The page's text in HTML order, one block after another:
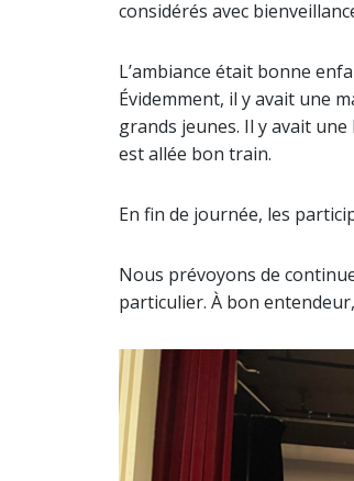
considérés avec
L’ambiance était bonne
Évidemment, il y avait une
grands jeunes. Il y avait
est allée bon train.
En fin de journée, les
Nous prévoyons de
particulier. À bon